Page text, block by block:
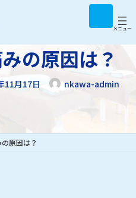
ア
コ
ン
ク
メニュー
の原因は？
11月17日 nkawa-admin
原因は？